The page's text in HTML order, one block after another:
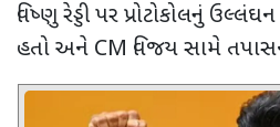
વિષ્ણુ રેડ્ડી પર પ્રોટોકોલનું
હતો અને CM વિજય સામે